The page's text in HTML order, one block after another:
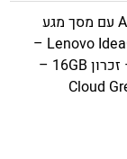
מחשב לנובו All in One עם מסך מגע
27 אינץ Lenovo IdeaCentre AIO i –
מעבד Core 5 210H – זכרון 16GB –